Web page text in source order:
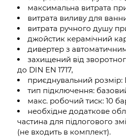
максимальна витрата
витрата виливу для
витрата ручного душу
джойстик керамічний
дивертер з
захищений від
до DIN EN 1717,
приєднувальний розмір:
тип підключення:
макс. робочий тиск: 10
необхідне додаткове
частина для підлогового
(не входить в комплект).